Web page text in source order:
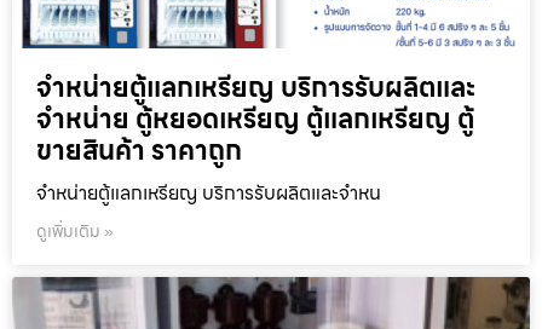
จำหน่ายตู้แลกเหรียญ บริการรับผลิตและ
จำหน่าย ตู้หยอดเหรียญ ตู้แลกเหรียญ ตู้
ขายสินค้า ราคาถูก
จำหน่ายตู้แลกเหรียญ บริการรับผลิตและจำหน
ดูเพิ่มเติม »